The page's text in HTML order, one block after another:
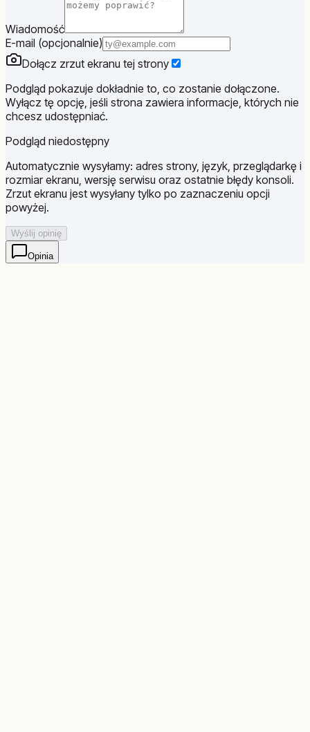
Wiadomość
E-mail (opcjonalnie)
Dołącz zrzut ekranu tej strony
Podgląd pokazuje dokładnie to, co zostanie dołączone.
Wyłącz tę opcję, jeśli strona zawiera informacje, których nie
chcesz udostępniać.
Podgląd niedostępny
Automatycznie wysyłamy: adres strony, język, przeglądarkę i
rozmiar ekranu, wersję serwisu oraz ostatnie błędy konsoli.
Zrzut ekranu jest wysyłany tylko po zaznaczeniu opcji
powyżej.
Wyślij opinię
Opinia